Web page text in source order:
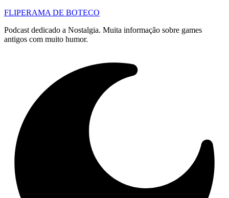
FLIPERAMA DE BOTECO
Podcast dedicado a Nostalgia. Muita informação sobre games
antigos com muito humor.